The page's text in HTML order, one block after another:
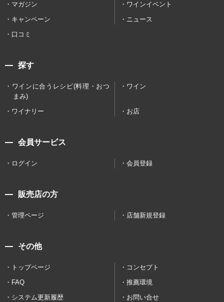
マガジン
ワインイベント
キャンペーン
ニュース
口コミ
探す
ワインに合うレシピ(料理・おつ
まみ)
ワイン
ワイナリー お店
会員サービス
ログイン 会員登録
販売店の方
管理ページ 店舗新規登録
その他
トップページ
コンセプト
FAQ
推薦環境
システム更新履歴
お問い合せ